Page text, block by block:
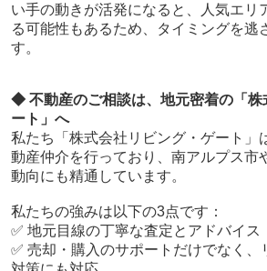
い手の動きが活発になると、人気エリ
る可能性もあるため、タイミングを逃
す。
◆ 不動産のご相談は、地元密着の「株
ート」へ
私たち「株式会社リビング・ゲート」
動産仲介を行っており、南アルプス市
動向にも精通しています。
私たちの強みは以下の3点です：
✅ 地元目線の丁寧な査定とアドバイス
✅ 売却・購入のサポートだけでなく、